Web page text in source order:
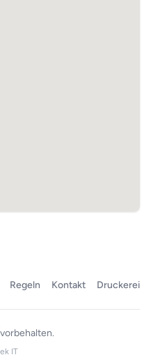
Regeln Kontakt Druckerei
IT